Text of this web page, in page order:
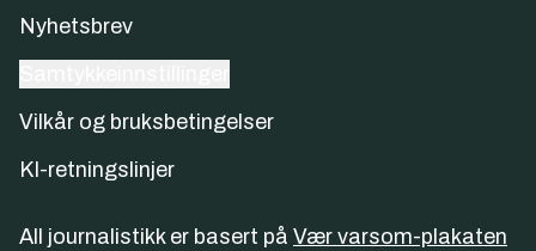
Nyhetsbrev
Vilkår og bruksbetingelser
KI-retningslinjer
All journalistikk er basert på Vær varsom-plakaten